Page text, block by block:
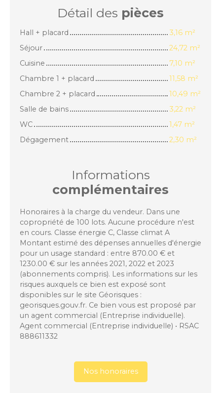
Détail des pièces
Hall + placard
3,16 m²
Séjour
24,72 m²
Cuisine
7,10 m²
Chambre 1 + placard
11,58 m²
Chambre 2 + placard
10,49 m²
Salle de bains
3,22 m²
WC
1,47 m²
Dégagement
2,30 m²
Informations
complémentaires
Honoraires à la charge du vendeur. Dans une
copropriété de 100 lots. Aucune procédure n'est
en cours. Classe énergie C, Classe climat A
Montant estimé des dépenses annuelles d'énergie
pour un usage standard : entre 870.00 € et
1230.00 € sur les années 2021, 2022 et 2023
(abonnements compris). Les informations sur les
risques auxquels ce bien est exposé sont
disponibles sur le site Géorisques :
georisques.gouv.fr. Ce bien vous est proposé par
un agent commercial (Entreprise individuelle).
Agent commercial (Entreprise individuelle) • RSAC
888611332
Nos honoraires